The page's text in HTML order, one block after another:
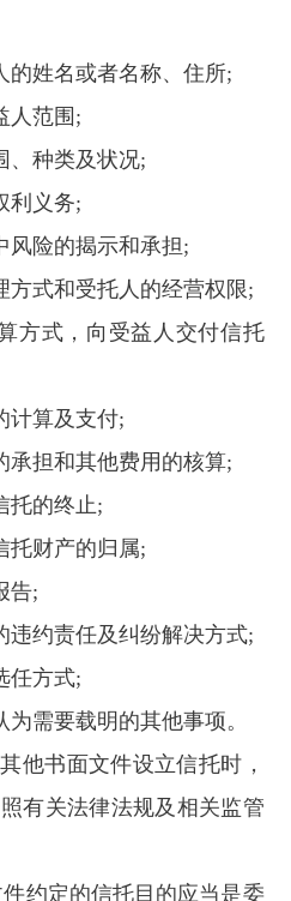
的姓名或者名称、住所;
人范围;
、种类及状况;
利义务;
风险的揭示和承担;
方式和受托人的经营权限;
方式，向受益人交付信托
计算及支付;
承担和其他费用的核算;
托的终止;
托财产的归属;
告;
违约责任及纠纷解决方式;
任方式;
需要载明的其他事项。
他书面文件设立信托时，
有关法律法规及相关监管
约定的信托目的应当是委